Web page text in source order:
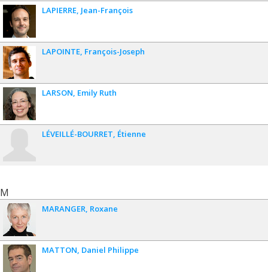
LAPIERRE Jean-François
LAPOINTE François-Joseph
LARSON Emily Ruth
LÉVEILLÉ-BOURRET Étienne
M
MARANGER Roxane
MATTON Daniel Philippe